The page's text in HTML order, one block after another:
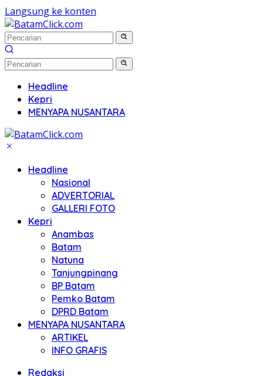
Langsung ke konten
Headline
Kepri
MENYAPA NUSANTARA
Headline
Nasional
ADVERTORIAL
GALLERI FOTO
Kepri
Anambas
Batam
Natuna
Tanjungpinang
BP Batam
Pemko Batam
DPRD Batam
MENYAPA NUSANTARA
ARTIKEL
INFO GRAFIS
Redaksi